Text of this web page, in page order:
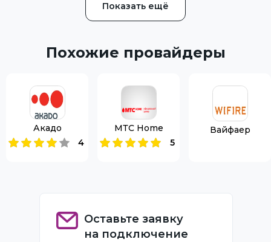
Показать ещё
Похожие провайдеры
Акадо
4
МТС Home
5
Вайфаер
Оставьте заявку
на подключение